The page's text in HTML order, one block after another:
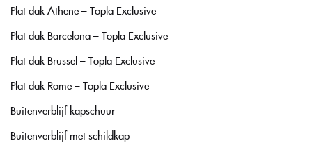
Plat dak Athene – Topla Exclusive
Plat dak Barcelona – Topla Exclusive
Plat dak Brussel – Topla Exclusive
Plat dak Rome – Topla Exclusive
Buitenverblijf kapschuur
Buitenverblijf met schildkap